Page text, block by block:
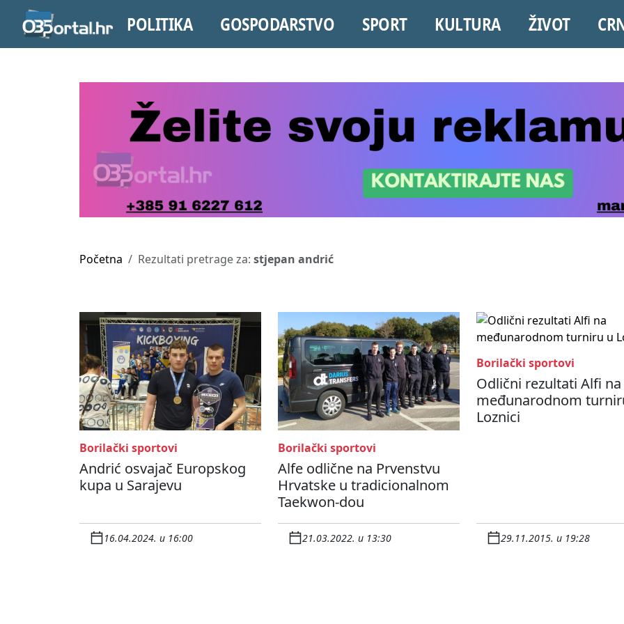
POLITIKA GOSPODARSTVO SPORT KULTURA ŽIVOT
Početna Rezultati pretrage za: stjepan andrić
Borilački sportovi
Andrić osvajač Europskog
kupa u Sarajevu
16.04.2024. u 16:00
Borilački sportovi
Alfe odlične na Prvenstvu
Hrvatske u tradicionalnom
Taekwon-dou
21.03.2022. u 13:30
Borilački sportovi
Odlični rezultati Alfi na
međunarodnom
Loznici
29.11.2015. u 19:28